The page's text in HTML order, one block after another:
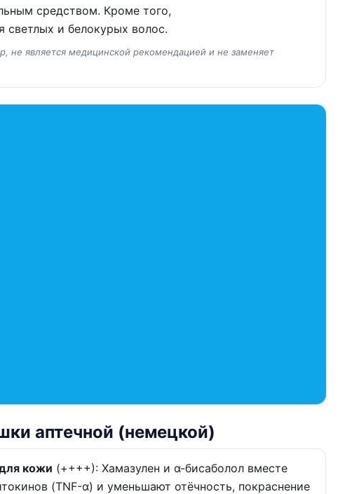
средством. Кроме того,
светлых и белокурых волос.
не является медицинской рекомендацией и не заменяет
аптечной (немецкой)
кожи (++++): Хамазулен и α-бисаболол вместе
(TNF-α) и уменьшают отёчность, покраснение